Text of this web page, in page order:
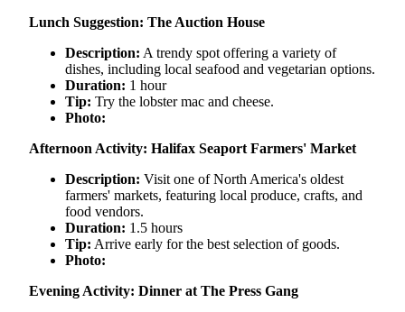
Lunch Suggestion: The Auction House
Description: A trendy spot offering a variety of
dishes, including local seafood and vegetarian options.
Duration: 1 hour
Tip: Try the lobster mac and cheese.
Photo:
Afternoon Activity: Halifax Seaport Farmers' Market
Description: Visit one of North America's oldest
farmers' markets, featuring local produce, crafts, and
food vendors.
Duration: 1.5 hours
Tip: Arrive early for the best selection of goods.
Photo:
Evening Activity: Dinner at The Press Gang